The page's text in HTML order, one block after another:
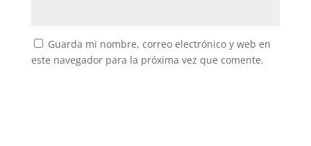
Guarda mi nombre, correo electrónico y web en
este navegador para la próxima vez que comente.